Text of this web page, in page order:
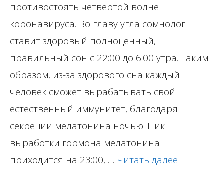
противостоять четвертой волне
коронавируса. Во главу угла сомнолог
ставит здоровый полноценный,
правильный сон с 22:00 до 6:00 утра. Таким
образом, из-за здорового сна каждый
человек сможет вырабатывать свой
естественный иммунитет, благодаря
секреции мелатонина ночью. Пик
выработки гормона мелатонина
приходится на 23:00, … Читать далее